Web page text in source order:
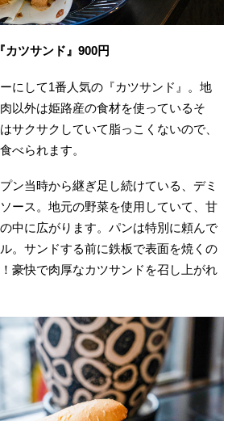
『カツサンド』900円
にして1番人気の『カツサンド』。地
以外は姫路産の食材を使っているそ
サクサクしていて脂っこくないので、
べられます。
ン当時から継ぎ足し続けている、デミ
ース。地元の野菜を使用していて、甘
中に広がります。パンは特別に頼んで
。サンドする前に鉄板で表面を焼くの
豪快で肉厚なカツサンドを召し上がれ